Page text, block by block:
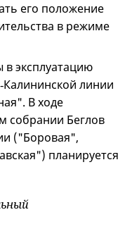
его положение
в режиме
в эксплуатацию
линии
В ходе
собрании Беглов
("Боровая",
планируется